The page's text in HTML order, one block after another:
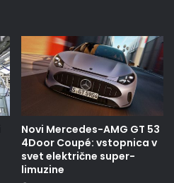
Novi Mercedes-AMG GT 53
4Door Coupé: vstopnica v
svet električne super-
limuzine